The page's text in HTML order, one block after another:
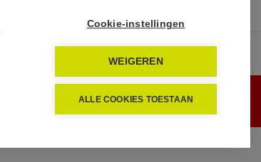
Cookie-instellingen
WEIGEREN
ALLE COOKIES TOESTAAN